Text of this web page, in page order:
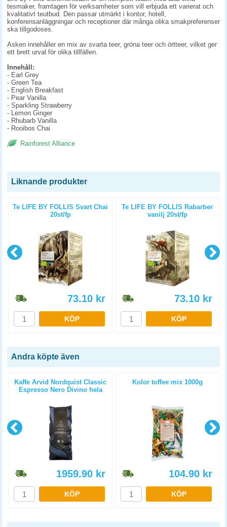
tesmaker, framtagen för verksamheter som vill erbjuda ett varierat och
kvalitativt teutbud. Den passar utmärkt i kontor, hotell,
konferensanläggningar och receptioner där många olika smakpreferenser
ska tillgodoses.
Asken innehåller en mix av svarta teer, gröna teer och örtteer, vilket ger
ett brett urval för olika tillfällen.
Innehåll:
- Earl Grey
- Green Tea
- English Breakfast
- Pear Vanilla
- Sparkling Strawberry
- Lemon Ginger
- Rhubarb Vanilla
- Rooibos Chai
Rainforest Alliance
Liknande produkter
Te LIFE BY FOLLIS Svart Chai
20st/fp
73.10 kr
KÖP
Te LIFE BY FOLLIS Rabarber
vanilj 20st/fp
73.10 kr
KÖP
Andra köpte även
Kaffe Arvid Nordquist Classic
Espresso Nero Divino hela
1959.90 kr
KÖP
Kolor toffee mix 1000g
104.90 kr
KÖP